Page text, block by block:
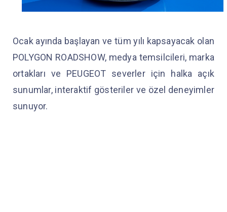
Ocak ayında başlayan ve tüm yılı kapsayacak olan
POLYGON ROADSHOW, medya temsilcileri, marka
ortakları ve PEUGEOT severler için halka açık
sunumlar, interaktif gösteriler ve özel deneyimler
sunuyor.